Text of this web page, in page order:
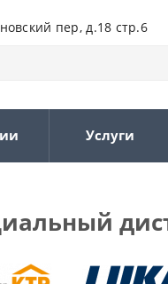
пер, д.18 стр.6
Услуги